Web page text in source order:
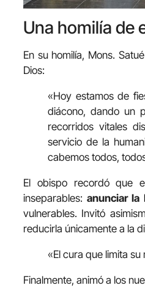
Una homilía de
En su homilía, Mons.
Dios:
«Hoy estamos de
diácono, dando un
recorridos vitales
servicio de la
cabemos todos,
El obispo recordó que
inseparables:anunciar la
vulnerables. Invitó
reducirla únicamente a la
«El cura que limita
Finalmente, animó a los